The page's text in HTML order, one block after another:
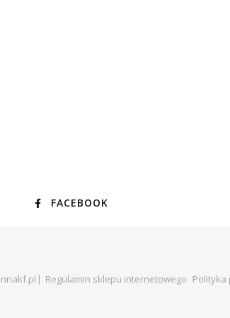
FACEBOOK
Regulamin sklepu internetowego Polityka